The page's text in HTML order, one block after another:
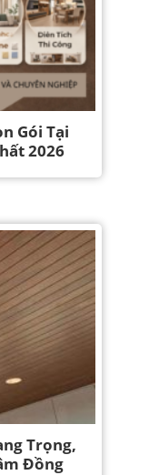
Gói Tại
2026
Trọng,
Đồng